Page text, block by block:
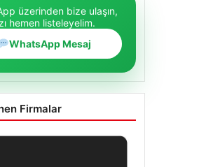
üzerinden bize ulaşın,
hemen listeleyelim.
WhatsApp Mesaj
Firmalar